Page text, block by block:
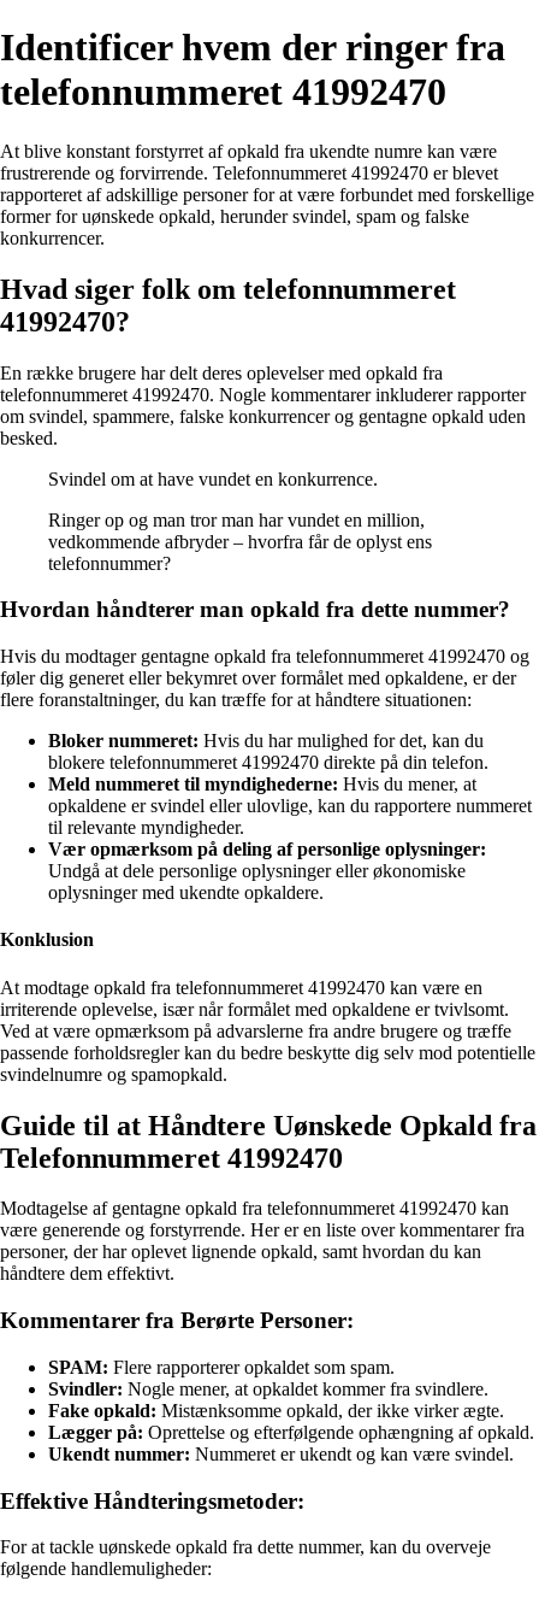
Identificer hvem der ringer fra
telefonnummeret 41992470
At blive konstant forstyrret af opkald fra ukendte numre kan være
frustrerende og forvirrende. Telefonnummeret 41992470 er blevet
rapporteret af adskillige personer for at være forbundet med forskellige
former for uønskede opkald, herunder svindel, spam og falske
konkurrencer.
Hvad siger folk om telefonnummeret
41992470?
En række brugere har delt deres oplevelser med opkald fra
telefonnummeret 41992470. Nogle kommentarer inkluderer rapporter
om svindel, spammere, falske konkurrencer og gentagne opkald uden
besked.
Svindel om at have vundet en konkurrence.
Ringer op og man tror man har vundet en million,
vedkommende afbryder – hvorfra får de oplyst ens
telefonnummer?
Hvordan håndterer man opkald fra dette nummer?
Hvis du modtager gentagne opkald fra telefonnummeret 41992470 og
føler dig generet eller bekymret over formålet med opkaldene, er der
flere foranstaltninger, du kan træffe for at håndtere situationen:
Bloker nummeret: Hvis du har mulighed for det, kan du
blokere telefonnummeret 41992470 direkte på din telefon.
Meld nummeret til myndighederne: Hvis du mener, at
opkaldene er svindel eller ulovlige, kan du rapportere nummeret
til relevante myndigheder.
Vær opmærksom på deling af personlige oplysninger:
Undgå at dele personlige oplysninger eller økonomiske
oplysninger med ukendte opkaldere.
Konklusion
At modtage opkald fra telefonnummeret 41992470 kan være en
irriterende oplevelse, især når formålet med opkaldene er tvivlsomt.
Ved at være opmærksom på advarslerne fra andre brugere og træffe
passende forholdsregler kan du bedre beskytte dig selv mod potentielle
svindelnumre og spamopkald.
Guide til at Håndtere Uønskede Opkald fra
Telefonnummeret 41992470
Modtagelse af gentagne opkald fra telefonnummeret 41992470 kan
være generende og forstyrrende. Her er en liste over kommentarer fra
personer, der har oplevet lignende opkald, samt hvordan du kan
håndtere dem effektivt.
Kommentarer fra Berørte Personer:
SPAM: Flere rapporterer opkaldet som spam.
Svindler: Nogle mener, at opkaldet kommer fra svindlere.
Fake opkald: Mistænksomme opkald, der ikke virker ægte.
Lægger på: Oprettelse og efterfølgende ophængning af opkald.
Ukendt nummer: Nummeret er ukendt og kan være svindel.
Effektive Håndteringsmetoder:
For at tackle uønskede opkald fra dette nummer, kan du overveje
følgende handlemuligheder: